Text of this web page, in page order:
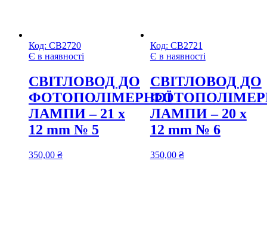
Код: СВ2720
Є в наявності
CВІТЛОВОД ДО
ФОТОПОЛІМЕРНОЇ
ЛАМПИ – 21 х
12 mm № 5
350,00 ₴
Код: СВ2721
Є в наявності
CВІТЛОВОД ДО
ЛАМПИ – 20 х
12 mm № 6
350,00 ₴